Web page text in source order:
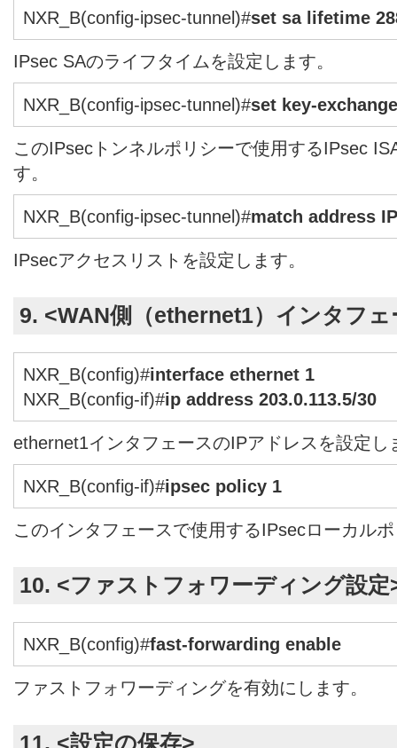
NXR_B(config-ipsec-tunnel)#set sa lifetime
IPsec SAのライフタイムを設定します。
NXR_B(config-ipsec-tunnel)#set key-
このIPsecトンネルポリシーで使用するIPsec
す。
NXR_B(config-ipsec-tunnel)#match address
IPsecアクセスリストを設定します。
9. <WAN側（ethernet1）インタフェ
NXR_B(config)#interface ethernet 1
NXR_B(config-if)#ip address 203.0.113.5/30
ethernet1インタフェースのIPアドレスを設定し
NXR_B(config-if)#ipsec policy 1
このインタフェースで使用するIPsecローカル
10. <ファストフォワーディング設定
NXR_B(config)#fast-forwarding enable
ファストフォワーディングを有効にします。
11. <設定の保存>